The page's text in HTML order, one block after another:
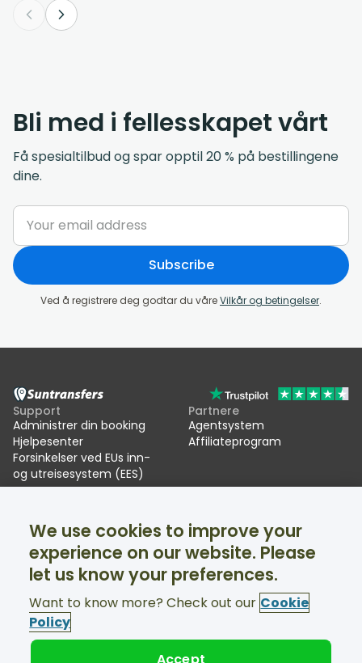
Bli med i fellesskapet vårt
Få spesialtilbud og spar opptil 20 % på bestillingene
dine.
Subscribe
Ved å registrere deg godtar du våreVilkår og betingelser.
Support
Administrer din booking
Hjelpesenter
Forsinkelser ved EUs inn-
og utreisesystem (EES)
Partnere
Agentsystem
Affiliateprogram
Om oss
Vurderinger
Transport i skiferien
Facebook
Twitter
Support tilgjengelig 24/7
We use cookies to improve your
experience on our website. Please
let us know your preferences.
Want to know more? Check out our Cookie
Policy
Accept